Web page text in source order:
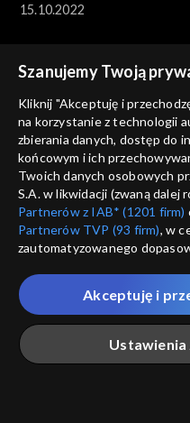
15.10.2022
Rekomendowane
© 2026 Telewizja Polska
regulamin serwisu
Szanujemy Twoją
Kliknij "Akceptuję i
na korzystanie z technologii
zbierania danych, dostęp do
końcowym i ich
Twoich danych osobowych
S.A. w likwidacji (zwaną dalej
Partnerów z IAB* (1201 firm)
Partnerów TVP (93 firm), w
zautomatyzowanego
które wskazujemy poniżej, a
przez nas identyfikatora
Twoje dane osobowe
Ciebie naszych
„Portalem”, w tym
Ustawienia
Akceptuję i